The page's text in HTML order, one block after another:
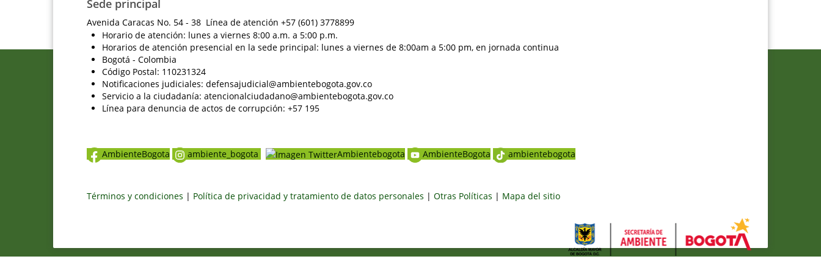
Sede principal
Avenida Caracas No. 54 - 38 Línea de atención +57 (601) 3778899
Horario de atención: lunes a viernes 8:00 a.m. a 5:00 p.m.
Horarios de atención presencial en la sede principal: lunes a viernes de 8:00am a 5:00 pm, en jornada continua
Bogotá - Colombia
Código Postal: 110231324
Notificaciones judiciales: defensajudicial@ambientebogota.gov.co
Servicio a la ciudadanía: atencionalciudadano@ambientebogota.gov.co
Línea para denuncia de actos de corrupción: +57 195
AmbienteBogota ambiente_bogota Ambientebogota AmbienteBogota ambientebogota
Términos y condiciones | Política de privacidad y tratamiento de datos personales | Otras Políticas | Mapa del sitio